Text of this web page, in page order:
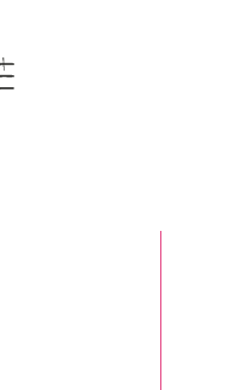
du Moine - 350